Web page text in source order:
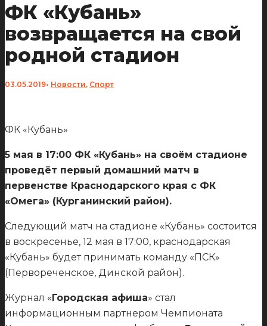
ФК «Кубань»
возвращается на свой
родной стадион
03.05.2019• Новости, Спорт
ФК «Кубань»
5 мая в 17:00 ФК «Кубань» на своём стадионе
проведёт первый домашний матч в
первенстве Краснодарского края с ФК
«Омега» (Курганинский район).
Следующий матч на стадионе «Кубань» состоится
в воскресенье, 12 мая в 17:00, краснодарская
«Кубань» будет принимать команду «ПСК»
(Первореченское, Динской район).
Журнал «Городская афиша» стал
информационным партнером Чемпионата